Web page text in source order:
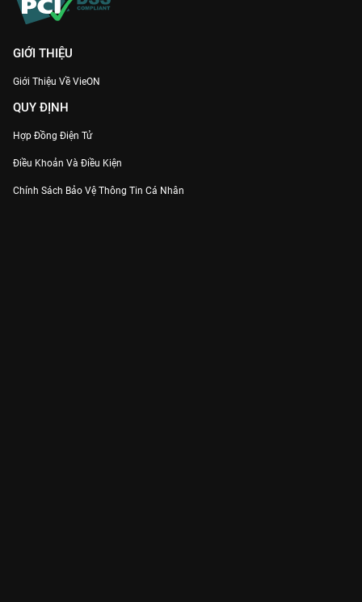
GIỚI THIỆU
Giới Thiệu Về VieON
QUY ĐỊNH
Hợp Đồng Điện Tử
Điều Khoản Và Điều Kiện
Chính Sách Bảo Vệ Thông Tin Cá Nhân